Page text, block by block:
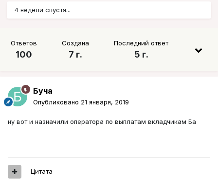
4 недели спустя...
Ответов
100
Создана
7 г.
Последний ответ
5 г.
Буча
Опубликовано 21 января, 2019
ну вот и назначили оператора по выплатам вкладчикам Ба
Цитата